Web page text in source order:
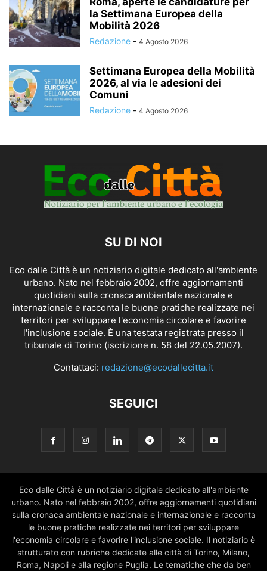
la Settimana Europea della
Mobilità 2026
Redazione - 4 Agosto 2026
Settimana Europea della Mobilità
2026, al via le adesioni dei
Comuni
Redazione - 4 Agosto 2026
SU DI NOI
Eco dalle Città è un notiziario digitale dedicato all'ambiente
urbano. Nato nel febbraio 2002, offre aggiornamenti
quotidiani sulla cronaca ambientale nazionale e
internazionale e racconta le buone pratiche realizzate nei
territori per sviluppare l'economia circolare e favorire
l'inclusione sociale. È una testata registrata presso il
tribunale di Torino (iscrizione n. 58 del 22.05.2007).
Contattaci: redazione@ecodallecitta.it
SEGUICI
Eco dalle Città è un notiziario digitale dedicato all'ambiente
urbano. Nato nel febbraio 2002, offre aggiornamenti quotidiani
sulla cronaca ambientale nazionale e internazionale e racconta
le buone pratiche realizzate nei territori per sviluppare
l'economia circolare e favorire l'inclusione sociale. Il notiziario è
strutturato con rubriche dedicate alle città di Torino, Milano,
Roma, Napoli e alla regione Puglia. Le tematiche che da ben